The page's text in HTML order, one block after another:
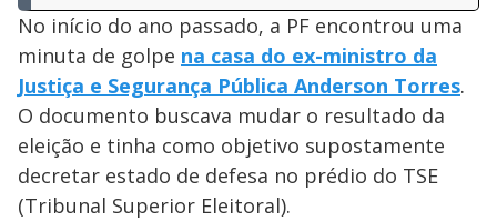
No início do ano passado, a PF encontrou uma
minuta de golpe na casa do ex-ministro da
Justiça e Segurança Pública Anderson Torres.
O documento buscava mudar o resultado da
eleição e tinha como objetivo supostamente
decretar estado de defesa no prédio do TSE
(Tribunal Superior Eleitoral).